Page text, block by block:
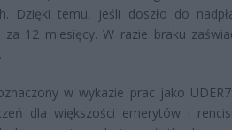
Dzięki temu, jeśli doszło do
za 12 miesięcy. W razie braku
w wykazie prac jako
dla większości emerytów i